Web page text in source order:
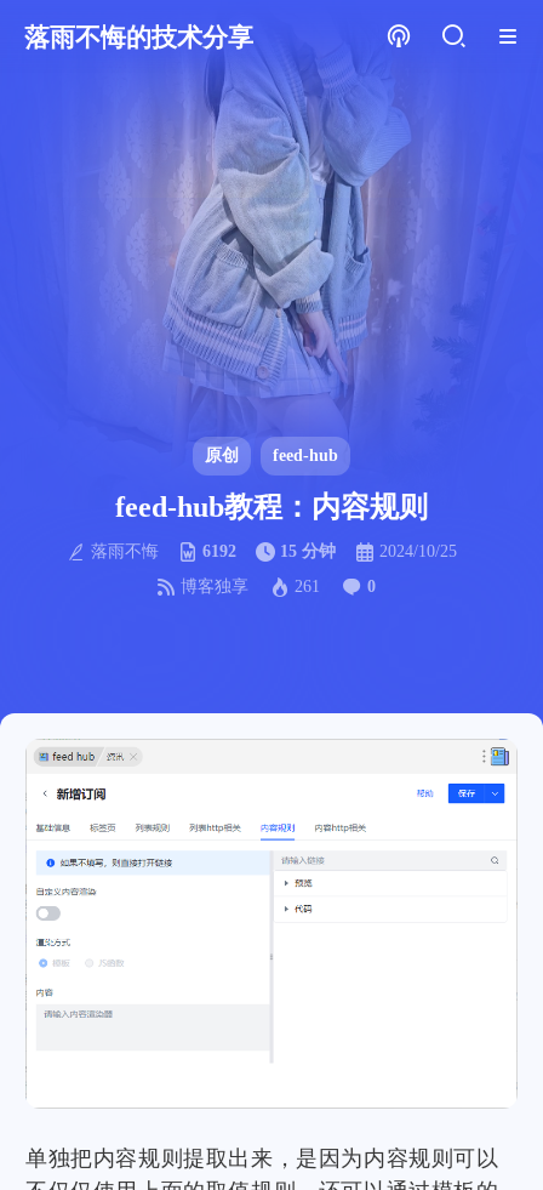
落雨不悔的技术分享
原创 feed-hub
feed-hub教程：内容规则
落雨不悔 6192 15 分钟
2024/10/25
博客独享
261 0
单独把内容规则提取出来，是因为内容规则可以